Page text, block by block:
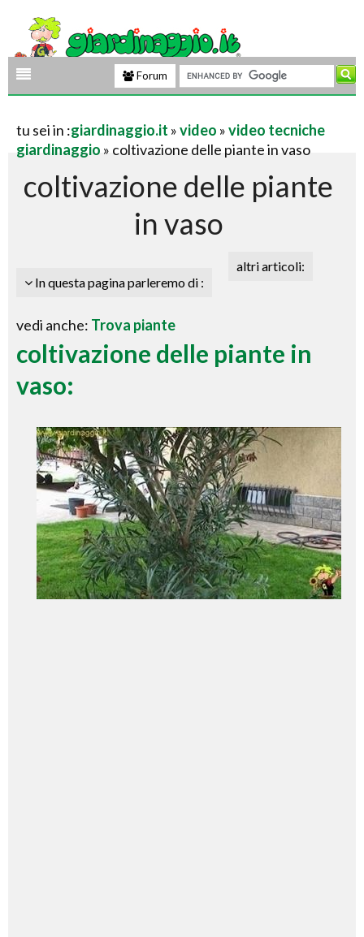
Forum
tu sei in :giardinaggio.it »video »video tecniche
giardinaggio » coltivazione delle piante in vaso
coltivazione delle piante
in vaso
In questa pagina parleremo di :
altri articoli:
vedi anche: Trova piante
coltivazione delle piante in
vaso: